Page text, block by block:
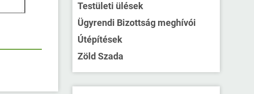
Testületi ülések
Ügyrendi Bizottság meghívói
Útépítések
Zöld Szada